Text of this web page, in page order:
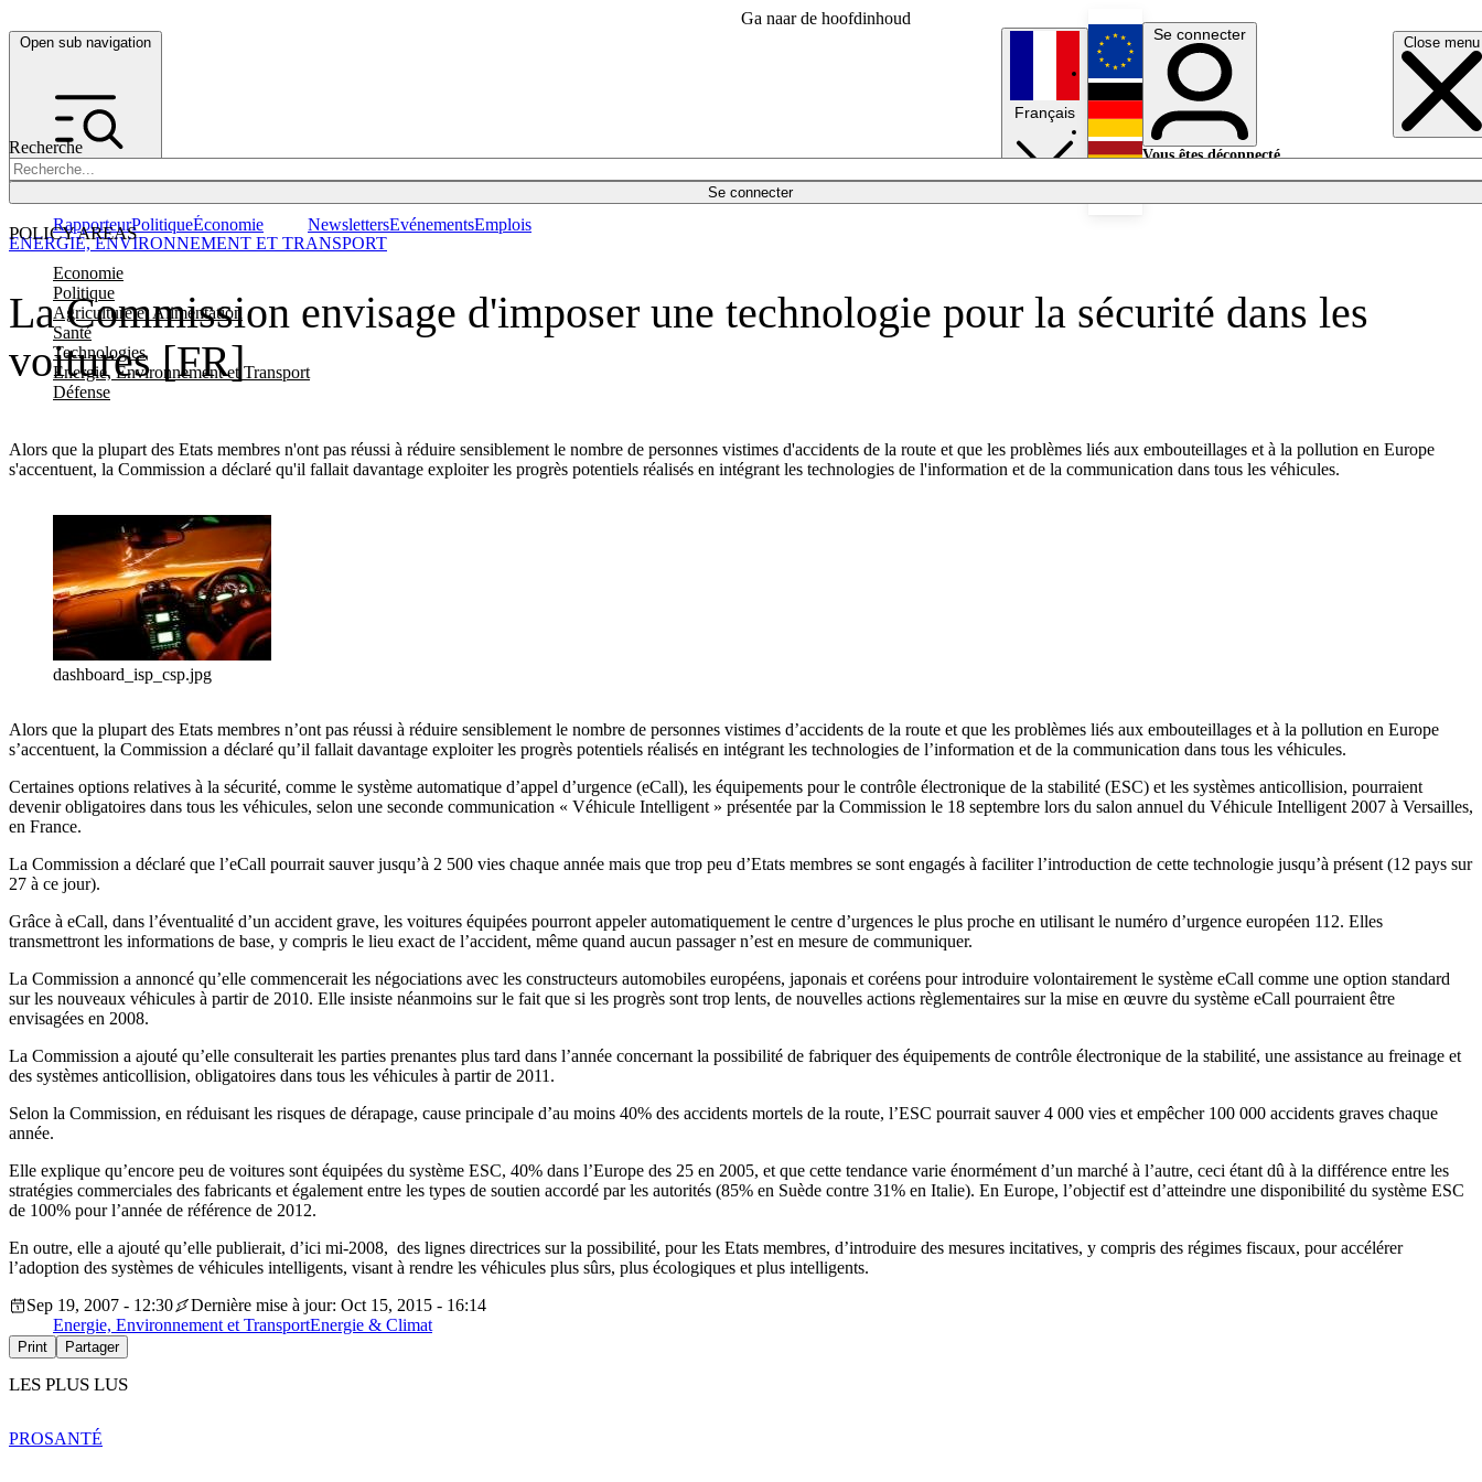
Ga naar de hoofdinhoud
Open sub navigation Close menu
Recherche
Se connecter
POLICY AREAS
Economie
Politique
Agriculture et Alimentation
Santé
Technologies
Energie, Environnement et Transport
Défense
RapporteurPolitiqueÉconomie NewslettersEvénementsEmplois
Français
English
Deutsch
Se connecter
Vous êtes déconnecté.
La Commission envisage d'imposer une technologie pour la sécurité dans les
voitures [FR]
Alors que la plupart des Etats membres n'ont pas réussi à réduire sensiblement le nombre de personnes vistimes d'accidents de la route et que les problèmes liés aux embouteillages et à la pollution en Europe
s'accentuent, la Commission a déclaré qu'il fallait davantage exploiter les progrès potentiels réalisés en intégrant les technologies de l'information et de la communication dans tous les véhicules.
ENERGIE, ENVIRONNEMENT ET TRANSPORT
dashboard_isp_csp.jpg
Alors que la plupart des Etats membres n’ont pas réussi à réduire sensiblement le nombre de personnes vistimes d’accidents de la route et que les problèmes liés aux embouteillages et à la pollution en Europe
s’accentuent, la Commission a déclaré qu’il fallait davantage exploiter les progrès potentiels réalisés en intégrant les technologies de l’information et de la communication dans tous les véhicules.
Certaines options relatives à la sécurité, comme le système automatique d’appel d’urgence (eCall), les équipements pour le contrôle électronique de la stabilité (ESC) et les systèmes anticollision, pourraient
devenir obligatoires dans tous les véhicules, selon une seconde communication « Véhicule Intelligent » présentée par la Commission le 18 septembre lors du salon annuel du Véhicule Intelligent 2007 à Versailles,
en France.
La Commission a déclaré que l’eCall pourrait sauver jusqu’à 2 500 vies chaque année mais que trop peu d’Etats membres se sont engagés à faciliter l’introduction de cette technologie jusqu’à présent (12 pays sur
27 à ce jour).
Grâce à eCall, dans l’éventualité d’un accident grave, les voitures équipées pourront appeler automatiquement le centre d’urgences le plus proche en utilisant le numéro d’urgence européen 112. Elles
transmettront les informations de base, y compris le lieu exact de l’accident, même quand aucun passager n’est en mesure de communiquer.
La Commission a annoncé qu’elle commencerait les négociations avec les constructeurs automobiles européens, japonais et coréens pour introduire volontairement le système eCall comme une option standard
sur les nouveaux véhicules à partir de 2010. Elle insiste néanmoins sur le fait que si les progrès sont trop lents, de nouvelles actions règlementaires sur la mise en œuvre du système eCall pourraient être
envisagées en 2008.
La Commission a ajouté qu’elle consulterait les parties prenantes plus tard dans l’année concernant la possibilité de fabriquer des équipements de contrôle électronique de la stabilité, une assistance au freinage et
des systèmes anticollision, obligatoires dans tous les véhicules à partir de 2011.
Selon la Commission, en réduisant les risques de dérapage, cause principale d’au moins 40% des accidents mortels de la route, l’ESC pourrait sauver 4 000 vies et empêcher 100 000 accidents graves chaque
année.
Elle explique qu’encore peu de voitures sont équipées du système ESC, 40% dans l’Europe des 25 en 2005, et que cette tendance varie énormément d’un marché à l’autre, ceci étant dû à la différence entre les
stratégies commerciales des fabricants et également entre les types de soutien accordé par les autorités (85% en Suède contre 31% en Italie). En Europe, l’objectif est d’atteindre une disponibilité du système ESC
de 100% pour l’année de référence de 2012.
En outre, elle a ajouté qu’elle publierait, d’ici mi-2008, des lignes directrices sur la possibilité, pour les Etats membres, d’introduire des mesures incitatives, y compris des régimes fiscaux, pour accélérer
l’adoption des systèmes de véhicules intelligents, visant à rendre les véhicules plus sûrs, plus écologiques et plus intelligents.
Sep 19, 2007 - 12:30
Dernière mise à jour: Oct 15, 2015 - 16:14
Energie, Environnement et TransportEnergie & Climat
Print Partager
LES PLUS LUS
PROSANTÉ